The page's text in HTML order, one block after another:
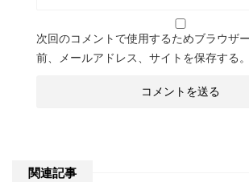
次回のコメントで使用するためブラウザ
前、メールアドレス、サイトを保存する。
関連記事